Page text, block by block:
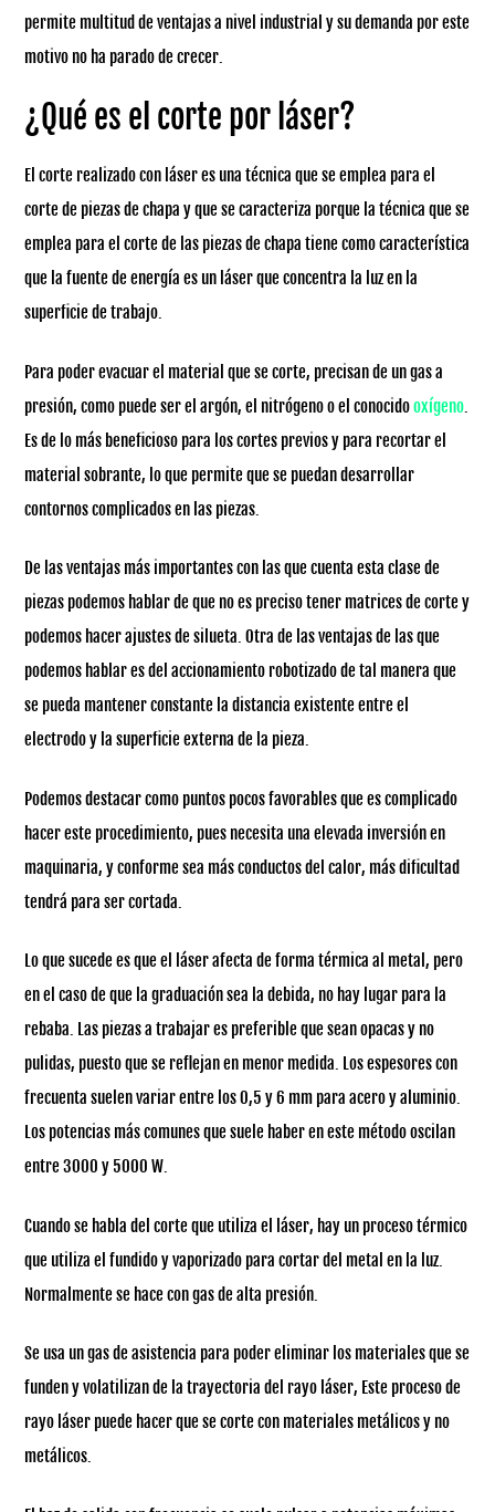
permite multitud de ventajas a nivel industrial y su demanda por este
motivo no ha parado de crecer.
¿Qué es el corte por láser?
El corte realizado con láser es una técnica que se emplea para el
corte de piezas de chapa y que se caracteriza porque la técnica que se
emplea para el corte de las piezas de chapa tiene como característica
que la fuente de energía es un láser que concentra la luz en la
superficie de trabajo.
Para poder evacuar el material que se corte, precisan de un gas a
presión, como puede ser el argón, el nitrógeno o el conocidooxígeno
Es de lo más beneficioso para los cortes previos y para recortar el
material sobrante, lo que permite que se puedan desarrollar
contornos complicados en las piezas.
De las ventajas más importantes con las que cuenta esta clase de
piezas podemos hablar de que no es preciso tener matrices de corte y
podemos hacer ajustes de silueta. Otra de las ventajas de las que
podemos hablar es del accionamiento robotizado de tal manera que
se pueda mantener constante la distancia existente entre el
electrodo y la superficie externa de la pieza.
Podemos destacar como puntos pocos favorables que es complicado
hacer este procedimiento, pues necesita una elevada inversión en
maquinaria, y conforme sea más conductos del calor, más dificultad
tendrá para ser cortada.
Lo que sucede es que el láser afecta de forma térmica al metal, pero
en el caso de que la graduación sea la debida, no hay lugar para la
rebaba. Las piezas a trabajar es preferible que sean opacas y no
pulidas, puesto que se reflejan en menor medida. Los espesores con
frecuenta suelen variar entre los 0,5 y 6 mm para acero y aluminio.
Los potencias más comunes que suele haber en este método oscilan
entre 3000 y 5000 W.
Cuando se habla del corte que utiliza el láser, hay un proceso térmico
que utiliza el fundido y vaporizado para cortar del metal en la luz.
Normalmente se hace con gas de alta presión.
Se usa un gas de asistencia para poder eliminar los materiales que se
funden y volatilizan de la trayectoria del rayo láser, Este proceso de
rayo láser puede hacer que se corte con materiales metálicos y no
metálicos.